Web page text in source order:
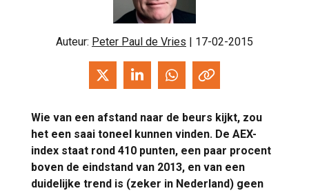
Auteur: Peter Paul de Vries | 17-02-2015
Wie van een afstand naar de beurs kijkt, zou
het een saai toneel kunnen vinden. De AEX-
index staat rond 410 punten, een paar procent
boven de eindstand van 2013, en van een
duidelijke trend is (zeker in Nederland) geen